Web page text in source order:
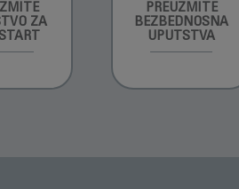
ZA
PREUZMITE
BEZBEDNOSNA
UPUTSTVA